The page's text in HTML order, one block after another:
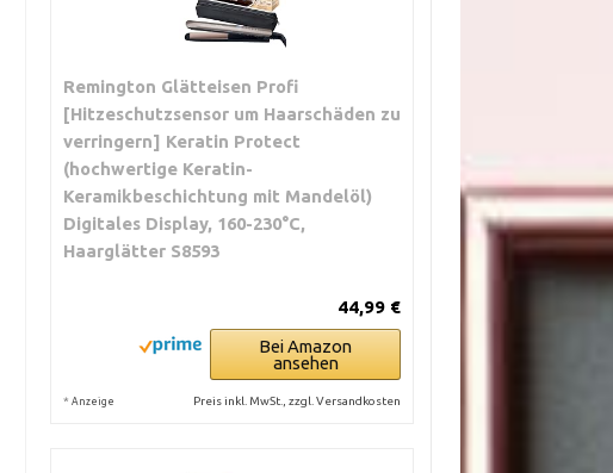
Remington Glätteisen Profi
[Hitzeschutzsensor um Haarschäden zu
verringern] Keratin Protect
(hochwertige Keratin-
Keramikbeschichtung mit Mandelöl)
Digitales Display, 160-230°C,
Haarglätter S8593
44,99 €
Bei Amazon
ansehen
* Anzeige Preis inkl. MwSt., zzgl. Versandkosten